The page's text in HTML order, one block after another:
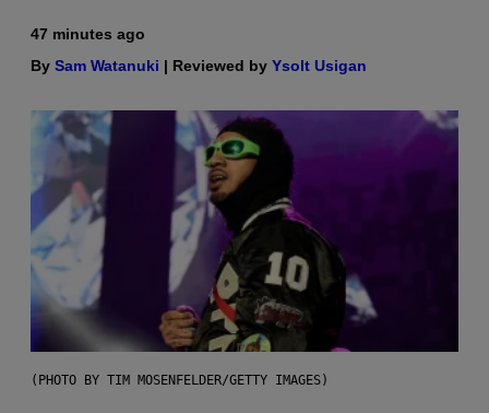
47 minutes ago
By Sam Watanuki | Reviewed by Ysolt Usigan
(PHOTO BY TIM MOSENFELDER/GETTY IMAGES)